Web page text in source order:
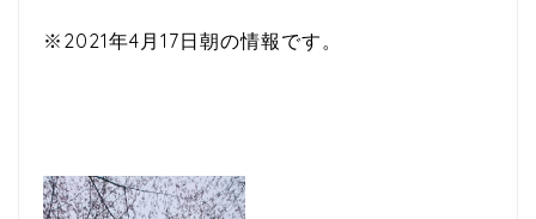
※2021年4月17日朝の情報です。